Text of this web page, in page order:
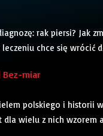
rak piersi? Jak
chce się wrócić
Bez-miar
polskiego i historii
wielu z nich wzorem